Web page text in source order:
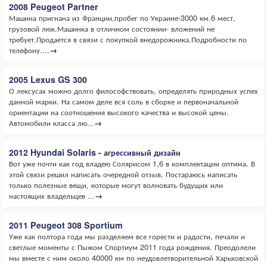
2008 Peugeot Partner
Машина пригнана из Франции,пробег по Украине-3000 км.6 мест,
грузовой люк.Машинка в отличном состоянии- вложений не
требует.Продается в связи с покупкой внедорожника.Подробности по
телефону....→
2005 Lexus GS 300
О лексусах можно долго философствовать, определять природных успех
данной марки. На самом деле вся соль в сборке и первоначальной
ориентации на соотношения высокого качества и высокой цены.
Автомобили класса лю...→
2012 Hyundai Solaris - агрессивный дизайн
Вот уже почти как год владею Солярисом 1,6 в комплектации оптима. В
этой связи решил написать очередной отзыв. Постараюсь написать
только полезные вещи, которые могут волновать будущих или
настоящих владельцев ...→
2011 Peugeot 308 Sportium
Уже как полтора года мы разделяем все горести и радости, печали и
светлые моменты с Пыжом Спортиум 2011 года рождения. Преодолели
мы вместе с ним около 40000 км по неудовлетворительной Харьковской